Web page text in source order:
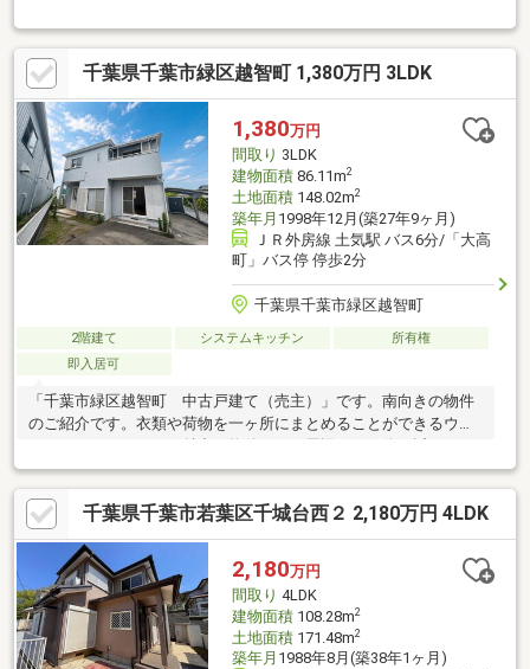
解消し、ご満足いただけるご提案をさせて頂きます!千葉の物件は
千葉東建設へ！
千葉県千葉市緑区越智町 1,380万円 3LDK
1,380万円
間取り 3LDK
建物面積86.11m2
土地面積148.02m2
築年月 1998年12月(築27年9ヶ月)
ＪＲ外房線 土気駅 バス6分/「大高
町」バス停 停歩2分
千葉県千葉市緑区越智町
2階建て システムキッチン
所有権
即入居可
「千葉市緑区越智町 中古戸建て（売主）」です。南向きの物件
のご紹介です。衣類や荷物を一ヶ所にまとめることができるウォ
便利です。こちらはバス停から徒歩3分以内。千葉市緑区の魅力あ
ふれる自然が豊富な分譲地です！閑静な住宅であすみが丘へのア
クセス良好！！玄関収納が豊富でお出時、帰宅時に整頓しやすい
のがオススメポイントです！！
千葉県千葉市若葉区千城台西２ 2,180万円 4LDK
2,180万円
間取り 4LDK
建物面積108.28m2
土地面積171.48m2
築年月 1988年8月(築38年1ヶ月)